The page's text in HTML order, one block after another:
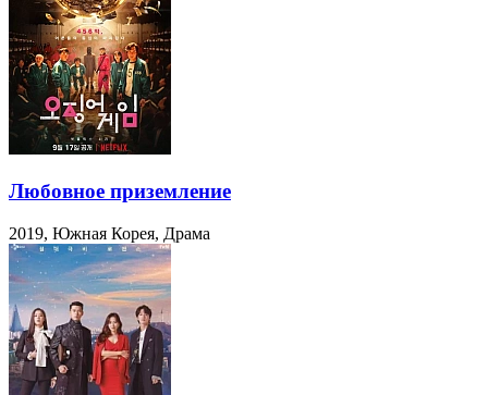
Любовное приземление
2019, Южная Корея, Драма